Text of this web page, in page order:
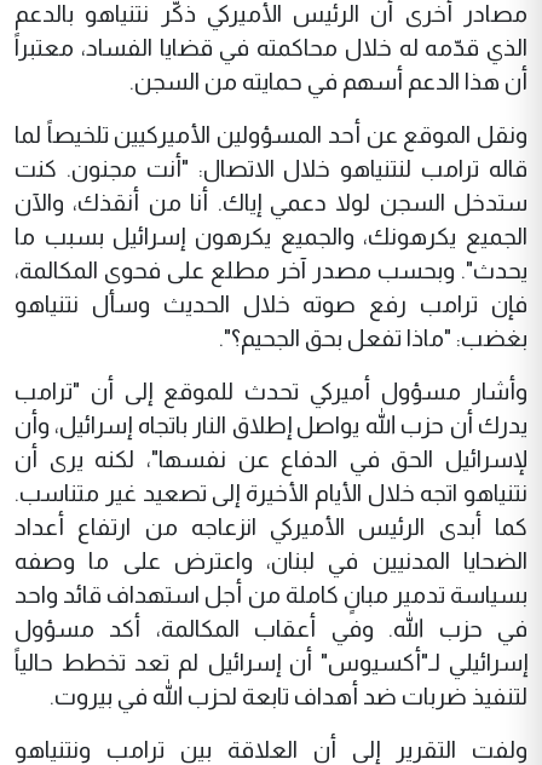
مصادر أخرى أن الرئيس الأميركي ذكّر نتنياهو بالدعم
الذي قدّمه له خلال محاكمته في قضايا الفساد، معتبراً
أن هذا الدعم أسهم في حمايته من السجن.
ونقل الموقع عن أحد المسؤولين الأميركيين تلخيصاً لما
قاله ترامب لنتنياهو خلال الاتصال: "أنت مجنون. كنت
ستدخل السجن لولا دعمي إياك. أنا من أنقذك، والآن
الجميع يكرهونك، والجميع يكرهون إسرائيل بسبب ما
يحدث". وبحسب مصدر آخر مطلع على فحوى المكالمة،
فإن ترامب رفع صوته خلال الحديث وسأل نتنياهو
بغضب: "ماذا تفعل بحق الجحيم؟".
وأشار مسؤول أميركي تحدث للموقع إلى أن "ترامب
يدرك أن حزب الله يواصل إطلاق النار باتجاه إسرائيل، وأن
لإسرائيل الحق في الدفاع عن نفسها"، لكنه يرى أن
نتنياهو اتجه خلال الأيام الأخيرة إلى تصعيد غير متناسب.
كما أبدى الرئيس الأميركي انزعاجه من ارتفاع أعداد
الضحايا المدنيين في لبنان، واعترض على ما وصفه
بسياسة تدمير مبانٍ كاملة من أجل استهداف قائد واحد
في حزب الله. وفي أعقاب المكالمة، أكد مسؤول
إسرائيلي لـ"أكسيوس" أن إسرائيل لم تعد تخطط حالياً
لتنفيذ ضربات ضد أهداف تابعة لحزب الله في بيروت.
ولفت التقرير إلى أن العلاقة بين ترامب ونتنياهو